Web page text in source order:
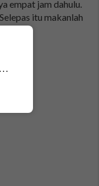
empat jam dahulu.
itu makanlah